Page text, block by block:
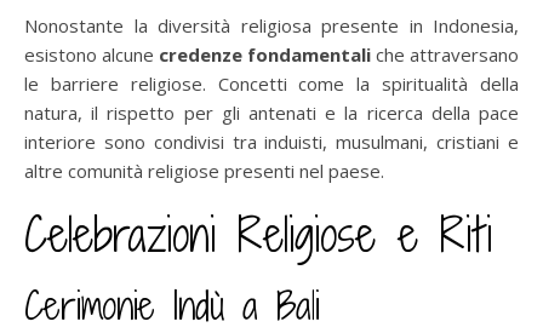
Nonostante la diversità religiosa presente in Indonesia,
esistono alcune credenze fondamentali che attraversano
le barriere religiose. Concetti come la spiritualità della
natura, il rispetto per gli antenati e la ricerca della pace
interiore sono condivisi tra induisti, musulmani, cristiani e
altre comunità religiose presenti nel paese.
Celebrazioni Religiose e Riti
Cerimonie Indù a Bali